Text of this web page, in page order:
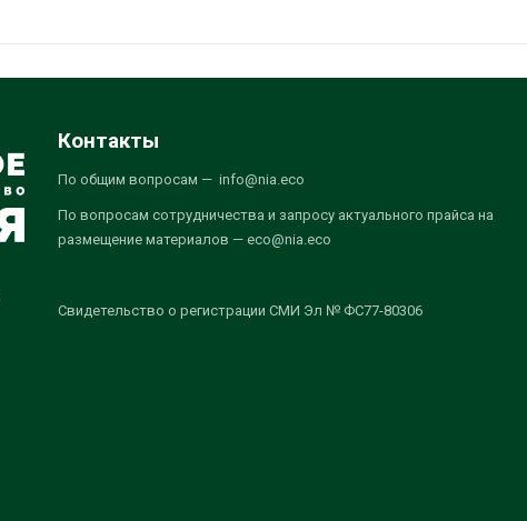
Контакты
По общим вопросам — info@nia.eco
По вопросам сотрудничества и запросу актуального прайса на
размещение материалов — eco@nia.eco
Свидетельство о регистрации СМИ Эл № ФС77-80306